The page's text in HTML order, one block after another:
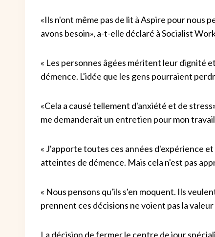
«Ils n'ont même pas de lit à Aspire pour nous
avons besoin», a-t-elle déclaré à Socialist
« Les personnes âgées méritent leur dignité
démence. L'idée que les gens pourraient
«Cela a causé tellement d'anxiété et de
me demanderait un entretien pour mon travail
« J'apporte toutes ces années d'expérience
atteintes de démence. Mais cela n'est pas
« Nous pensons qu'ils s'en moquent. Ils
prennent ces décisions ne voient pas la
La décision de fermer le centre de jour